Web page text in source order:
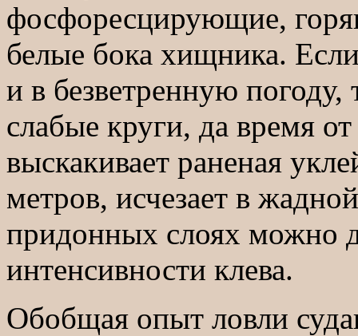
фосфоресцирующие,
белые бока хищника.
и в безветренную погоду,
слабые круги, да время
выскакивает раненая
метров, исчезает в
придонных слоях можно
интенсивности клева.
Обобщая опыт ловли